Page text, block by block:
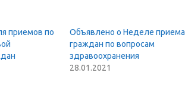
приемов по
Объявлено о Неделе приема
граждан по вопросам
здравоохранения
28.01.2021